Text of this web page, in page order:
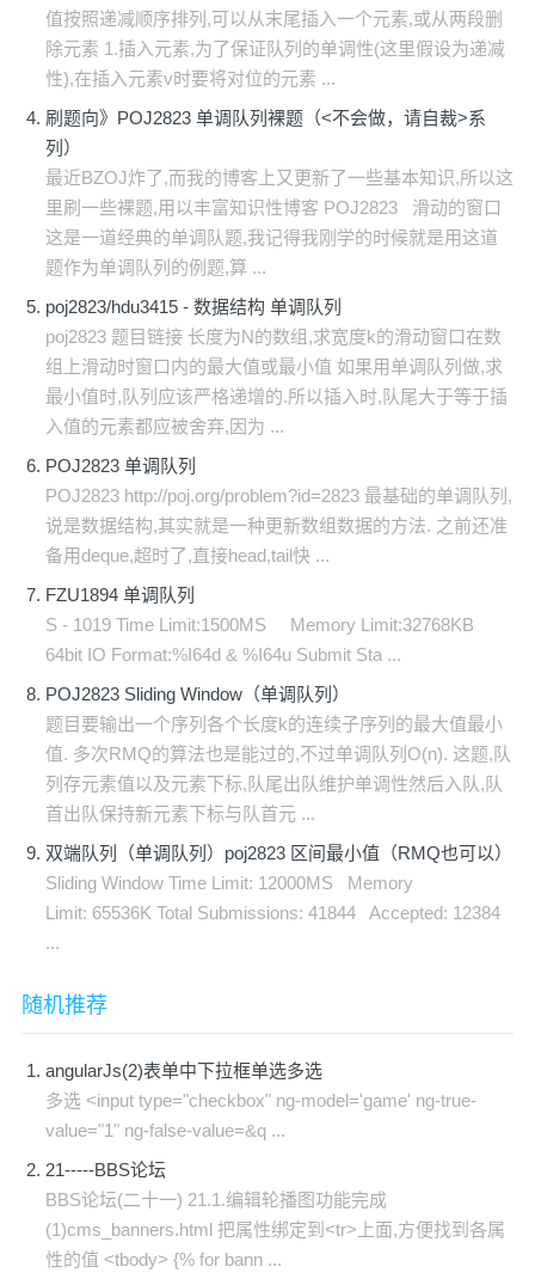
值按照递减顺序排列,可以从末尾插入一个元素,或从两段删
除元素 1.插入元素,为了保证队列的单调性(这里假设为递减
性),在插入元素v时要将对位的元素 ...
刷题向》POJ2823 单调队列裸题（<不会做，请自裁>系
列）
最近BZOJ炸了,而我的博客上又更新了一些基本知识,所以这
里刷一些裸题,用以丰富知识性博客 POJ2823 滑动的窗口
这是一道经典的单调队题,我记得我刚学的时候就是用这道
题作为单调队列的例题,算 ...
poj2823/hdu3415 - 数据结构 单调队列
poj2823 题目链接 长度为N的数组,求宽度k的滑动窗口在数
组上滑动时窗口内的最大值或最小值 如果用单调队列做,求
最小值时,队列应该严格递增的.所以插入时,队尾大于等于插
入值的元素都应被舍弃,因为 ...
POJ2823 单调队列
POJ2823 http://poj.org/problem?id=2823 最基础的单调队列,
说是数据结构,其实就是一种更新数组数据的方法. 之前还准
备用deque,超时了,直接head,tail快 ...
FZU1894 单调队列
S - 1019 Time Limit:1500MS Memory Limit:32768KB
64bit IO Format:%I64d & %I64u Submit Sta ...
POJ2823 Sliding Window（单调队列）
题目要输出一个序列各个长度k的连续子序列的最大值最小
值. 多次RMQ的算法也是能过的,不过单调队列O(n). 这题,队
列存元素值以及元素下标,队尾出队维护单调性然后入队,队
首出队保持新元素下标与队首元 ...
双端队列（单调队列）poj2823 区间最小值（RMQ也可以）
Sliding Window Time Limit: 12000MS Memory
Limit: 65536K Total Submissions: 41844 Accepted: 12384
...
随机推荐
angularJs(2)表单中下拉框单选多选
多选 <input type="checkbox" ng-model='game' ng-true-
value="1" ng-false-value=&q ...
21-----BBS论坛
BBS论坛(二十一) 21.1.编辑轮播图功能完成
(1)cms_banners.html 把属性绑定到<tr>上面,方便找到各属
性的值 <tbody> {% for bann ...